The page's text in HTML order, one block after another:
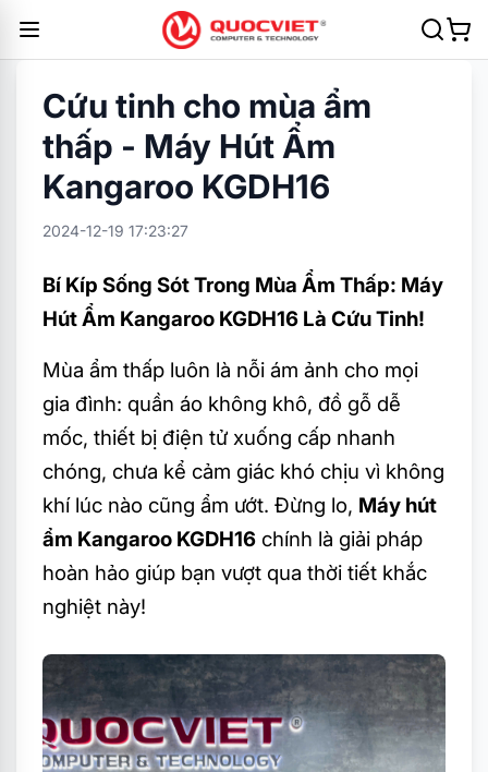
Cứu tinh cho mùa ẩm
thấp - Máy Hút Ẩm
Kangaroo KGDH16
2024-12-19 17:23:27
Bí Kíp Sống Sót Trong Mùa Ẩm Thấp: Máy
Hút Ẩm Kangaroo KGDH16 Là Cứu Tinh!
Mùa ẩm thấp luôn là nỗi ám ảnh cho mọi
gia đình: quần áo không khô, đồ gỗ dễ
mốc, thiết bị điện tử xuống cấp nhanh
chóng, chưa kể cảm giác khó chịu vì không
khí lúc nào cũng ẩm ướt. Đừng lo, Máy hút
ẩm Kangaroo KGDH16 chính là giải pháp
hoàn hảo giúp bạn vượt qua thời tiết khắc
nghiệt này!